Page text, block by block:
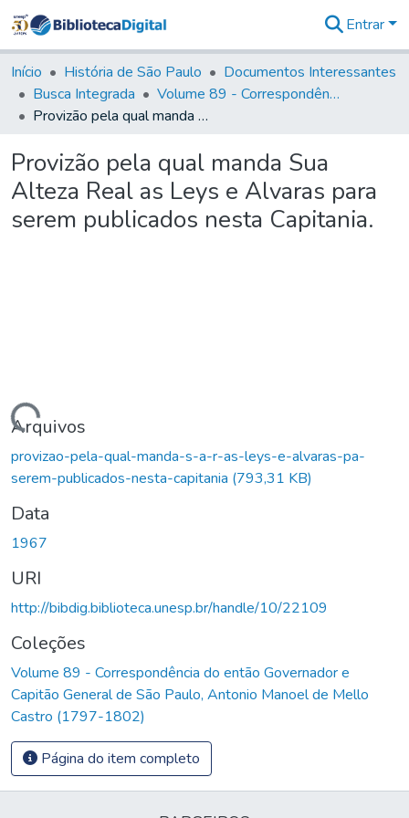
&
Coleções
Tudo na
Biblioteca
Estatísticas
Entrar
Início História de São Paulo
Documentos Interessantes
Busca Integrada
Volume 89 - Correspondência do então Governador e Capitão General de São Paulo, Antonio Manoel de Mello Castro (1797-1802)
Provizão pela qual manda Sua Alteza Real as Leys e Alvaras para serem publicados nesta Capitania.
Provizão pela qual manda Sua
Alteza Real as Leys e Alvaras para
serem publicados nesta Capitania.
Carregando...
Arquivos
provizao-pela-qual-manda-s-a-r-as-leys-e-alvaras-pa-
serem-publicados-nesta-capitania (793,31 KB)
Data
1967
URI
http://bibdig.biblioteca.unesp.br/handle/10/22109
Coleções
Volume 89 - Correspondência do então Governador e
Capitão General de São Paulo, Antonio Manoel de Mello
Castro (1797-1802)
Página do item completo